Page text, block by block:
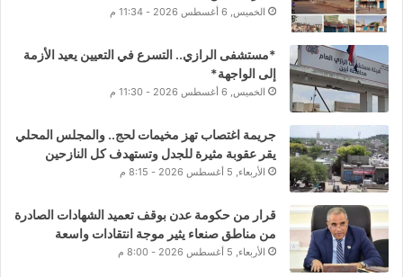
الخميس, 6 أغسطس 2026 - 11:34 م
*مستشفى الرازي.. التسرع في التعيين يعيد الأزمة
إلى الواجهة*
الخميس, 6 أغسطس 2026 - 11:30 م
جريمة اغتصاب تهز مخيمات لحج.. والمجلس المحلي
يقر عقوبة مثيرة للجدل وتستهدف كل النازحين
الأربعاء, 5 أغسطس 2026 - 8:15 م
قرار من حكومة عدن بوقف تعميد الشهادات الصادرة
من مناطق صنعاء يثير موجة انتقادات واسعة
الأربعاء, 5 أغسطس 2026 - 8:00 م